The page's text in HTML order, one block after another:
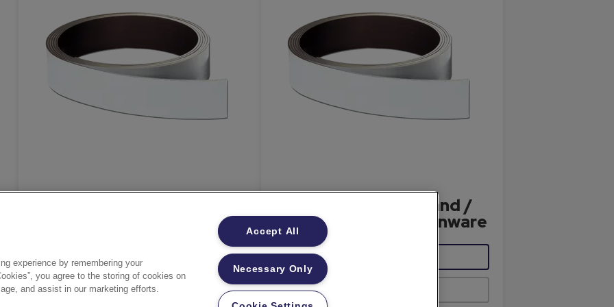
Lagerschild als Rollenware
MEHR ANZEIGEN
KAUFOPTIONEN
FRANKEN Magnetband /
Lagerschild als Rollenware
experience by remembering your
you agree to the storing of cookies on
and assist in our marketing efforts.
Accept All
Necessary Only